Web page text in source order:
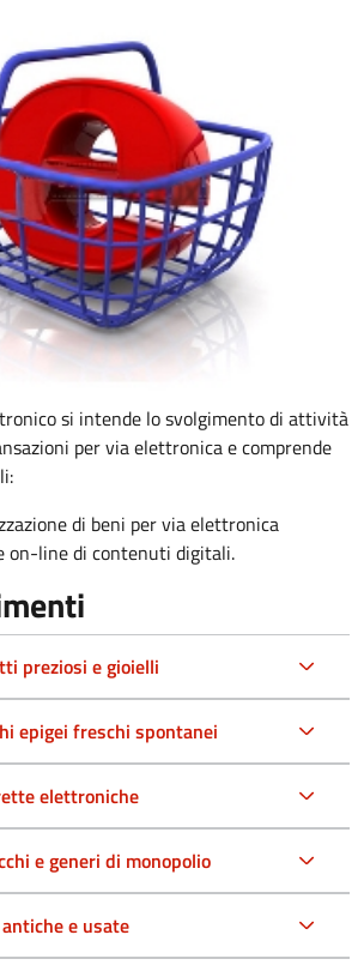
si intende lo svolgimento di attività
per via elettronica e comprende
di beni per via elettronica
on-line di contenuti digitali.
preziosi e gioielli
epigei freschi spontanei
elettroniche
e generi di monopolio
e usate